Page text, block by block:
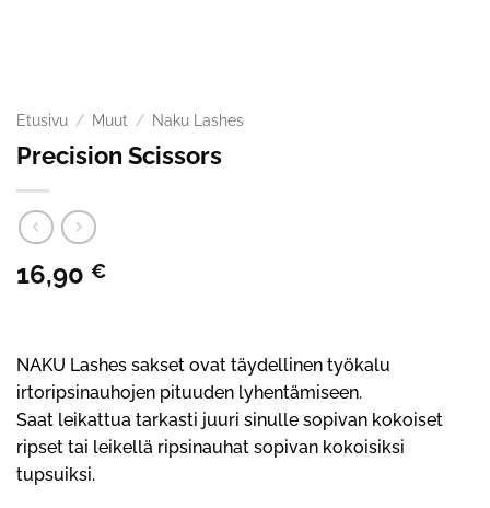
Etusivu / Muut / Naku Lashes
Precision Scissors
16,90 €
NAKU Lashes sakset ovat täydellinen työkalu
irtoripsinauhojen pituuden lyhentämiseen.
Saat leikattua tarkasti juuri sinulle sopivan kokoiset
ripset tai leikellä ripsinauhat sopivan kokoisiksi
tupsuiksi.